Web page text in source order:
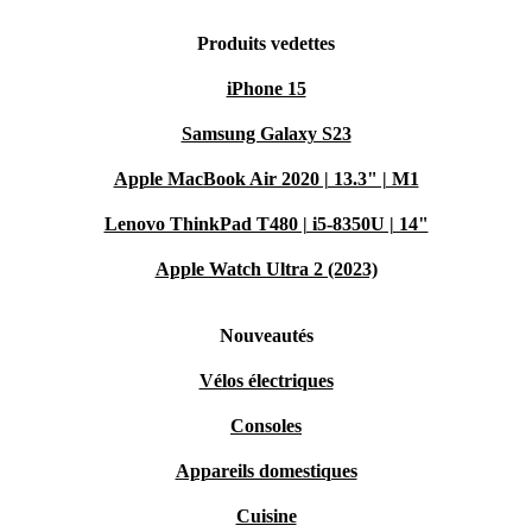
Produits vedettes
iPhone 15
Samsung Galaxy S23
Apple MacBook Air 2020 | 13.3" | M1
Lenovo ThinkPad T480 | i5-8350U | 14"
Apple Watch Ultra 2 (2023)
Nouveautés
Vélos électriques
Consoles
Appareils domestiques
Cuisine